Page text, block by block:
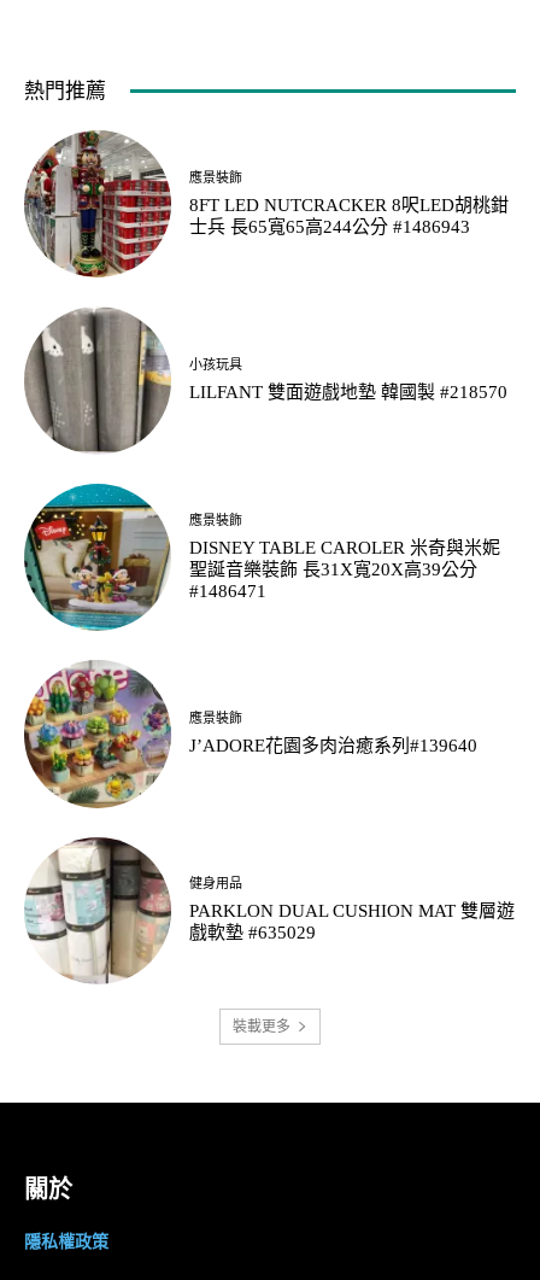
熱門推薦
應景裝飾
8FT LED NUTCRACKER 8呎LED胡桃鉗
士兵 長65寬65高244公分 #1486943
小孩玩具
LILFANT 雙面遊戲地墊 韓國製 #218570
應景裝飾
DISNEY TABLE CAROLER 米奇與米妮
聖誕音樂裝飾 長31X寬20X高39公分
#1486471
應景裝飾
J’ADORE花園多肉治癒系列#139640
健身用品
PARKLON DUAL CUSHION MAT 雙層遊
戲軟墊 #635029
裝載更多
關於
隱私權政策